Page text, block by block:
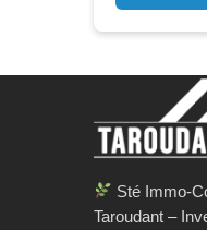
Sté Immo-
Taroudant –